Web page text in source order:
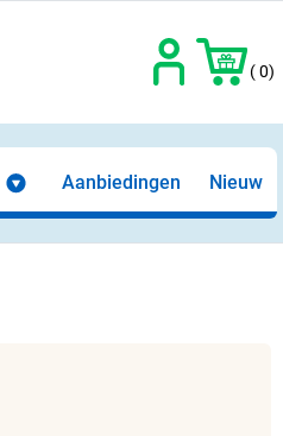
( 0)
Aanbiedingen Nieuw